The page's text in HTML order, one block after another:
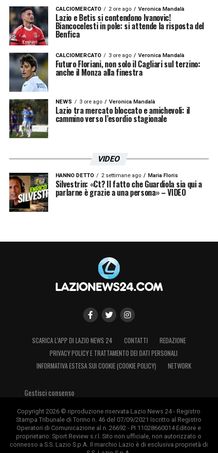
CALCIOMERCATO 2 ore ago Veronica Mandalà
Lazio e Betis si contendono Ivanovic!
Biancocelesti in pole: si attende la risposta del
Benfica
CALCIOMERCATO 3 ore ago Veronica Mandalà
Futuro Floriani, non solo il Cagliari sul terzino:
anche il Monza alla finestra
NEWS 3 ore ago Veronica Mandalà
Lazio tra mercato bloccato e amichevoli: il
cammino verso l’esordio stagionale
VIDEO
HANNO DETTO 2 settimane ago Maria Floris
Silvestrin: «Ct? Il fatto che Guardiola sia qui a
parlarne è grazie a una persona» – VIDEO
SCARICA L’APP DI LAZIO NEWS 24 CONTATTI
REDAZIONE
PRIVACY POLICY E TRATTAMENTO DEI DATI PERSONALI
INFORMATIVA ESTESA SUI COOKIE (COOKIE POLICY)
NETWORK
Gestisci consenso
Copyright 2026 © riproduzione riservata Lazio News 24 - Registro
Stampa Tribunale di Torino n. 46 del 07/09/2021 Iscritto al Registro
Operatori di Comunicazione al n. 26692 - PI 11028660014 Editore e
proprietario: Sport Review s.r.l. Sito non ufficiale, non autorizzato o
connesso a S.S. Lazio S.p.A. Il marchio Lazio è di esclusiva proprietà di